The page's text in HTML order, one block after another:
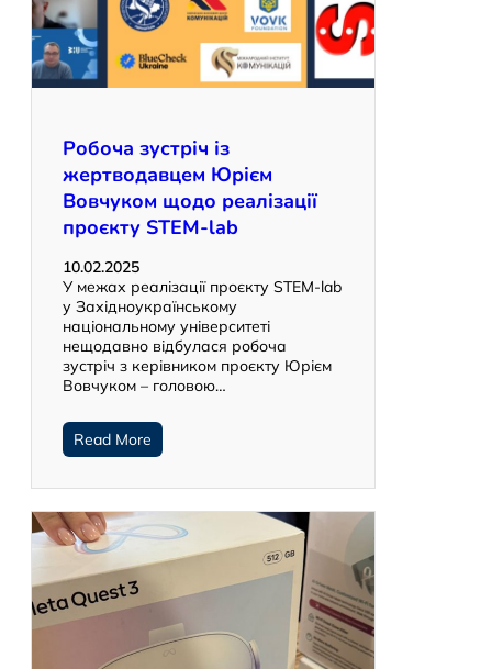
Робоча зустріч із
жертводавцем Юрієм
Вовчуком щодо реалізації
проєкту STEM-lab
10.02.2025
У межах реалізації проєкту STEM-lab
у Західноукраїнському
національному університеті
нещодавно відбулася робоча
зустріч з керівником проєкту Юрієм
Вовчуком – головою…
Read More